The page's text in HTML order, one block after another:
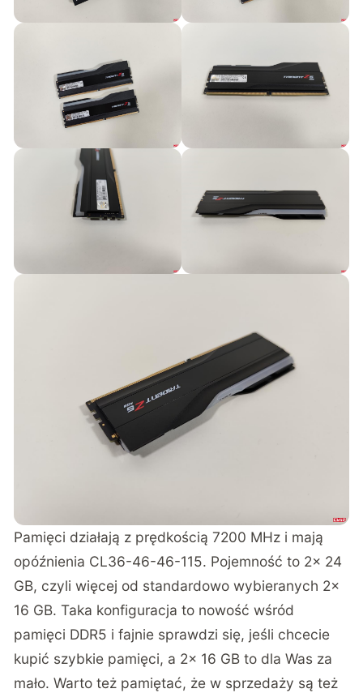
Pamięci działają z prędkością 7200 MHz i mają
opóźnienia CL36-46-46-115. Pojemność to 2x 24
GB, czyli więcej od standardowo wybieranych 2x
16 GB. Taka konfiguracja to nowość wśród
pamięci DDR5 i fajnie sprawdzi się, jeśli chcecie
kupić szybkie pamięci, a 2x 16 GB to dla Was za
mało. Warto też pamiętać, że w sprzedaży są też